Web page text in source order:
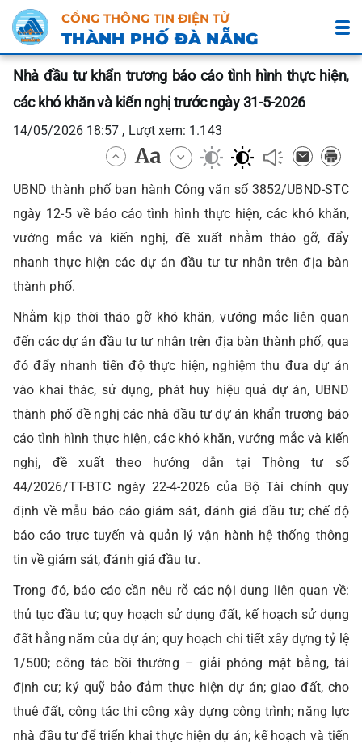
CỔNG THÔNG TIN ĐIỆN TỬ
THÀNH PHỐ ĐÀ NẴNG
Nhà đầu tư khẩn trương báo cáo tình hình thực hiện,
các khó khăn và kiến nghị trước ngày 31-5-2026
14/05/2026 18:57 , Lượt xem: 1.143
UBND thành phố ban hành Công văn số 3852/UBND-STC
ngày 12-5 về báo cáo tình hình thực hiện, các khó khăn,
vướng mắc và kiến nghị, đề xuất nhằm tháo gỡ, đẩy
nhanh thực hiện các dự án đầu tư tư nhân trên địa bàn
thành phố.
Nhằm kịp thời tháo gỡ khó khăn, vướng mắc liên quan
đến các dự án đầu tư tư nhân trên địa bàn thành phố, qua
đó đẩy nhanh tiến độ thực hiện, nghiệm thu đưa dự án
vào khai thác, sử dụng, phát huy hiệu quả dự án, UBND
thành phố đề nghị các nhà đầu tư dự án khẩn trương báo
cáo tình hình thực hiện, các khó khăn, vướng mắc và kiến
nghị, đề xuất theo hướng dẫn tại Thông tư số
44/2026/TT-BTC ngày 22-4-2026 của Bộ Tài chính quy
định về mẫu báo cáo giám sát, đánh giá đầu tư; chế độ
báo cáo trực tuyến và quản lý vận hành hệ thống thông
tin về giám sát, đánh giá đầu tư.
Trong đó, báo cáo cần nêu rõ các nội dung liên quan về:
thủ tục đầu tư; quy hoạch sử dụng đất, kế hoạch sử dụng
đất hằng năm của dự án; quy hoạch chi tiết xây dựng tỷ lệ
1/500; công tác bồi thường – giải phóng mặt bằng, tái
định cư; ký quỹ bảo đảm thực hiện dự án; giao đất, cho
thuê đất, công tác thi công xây dựng công trình; năng lực
nhà đầu tư để triển khai thực hiện dự án; kế hoạch và tiến